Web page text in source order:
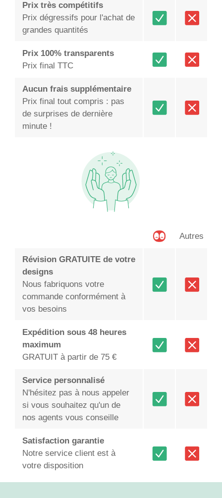
Prix très compétitifs
Prix dégressifs pour l'achat de
grandes quantités
Prix 100% transparents
Prix final TTC
Aucun frais supplémentaire
Prix final tout compris : pas
de surprises de dernière
minute !
Autres
Révision GRATUITE de votre
designs
Nous fabriquons votre
commande conformément à
vos besoins
Expédition sous 48 heures
maximum
GRATUIT à partir de 75 €
Service personnalisé
N'hésitez pas à nous appeler
si vous souhaitez qu'un de
nos agents vous conseille
Satisfaction garantie
Notre service client est à
votre disposition